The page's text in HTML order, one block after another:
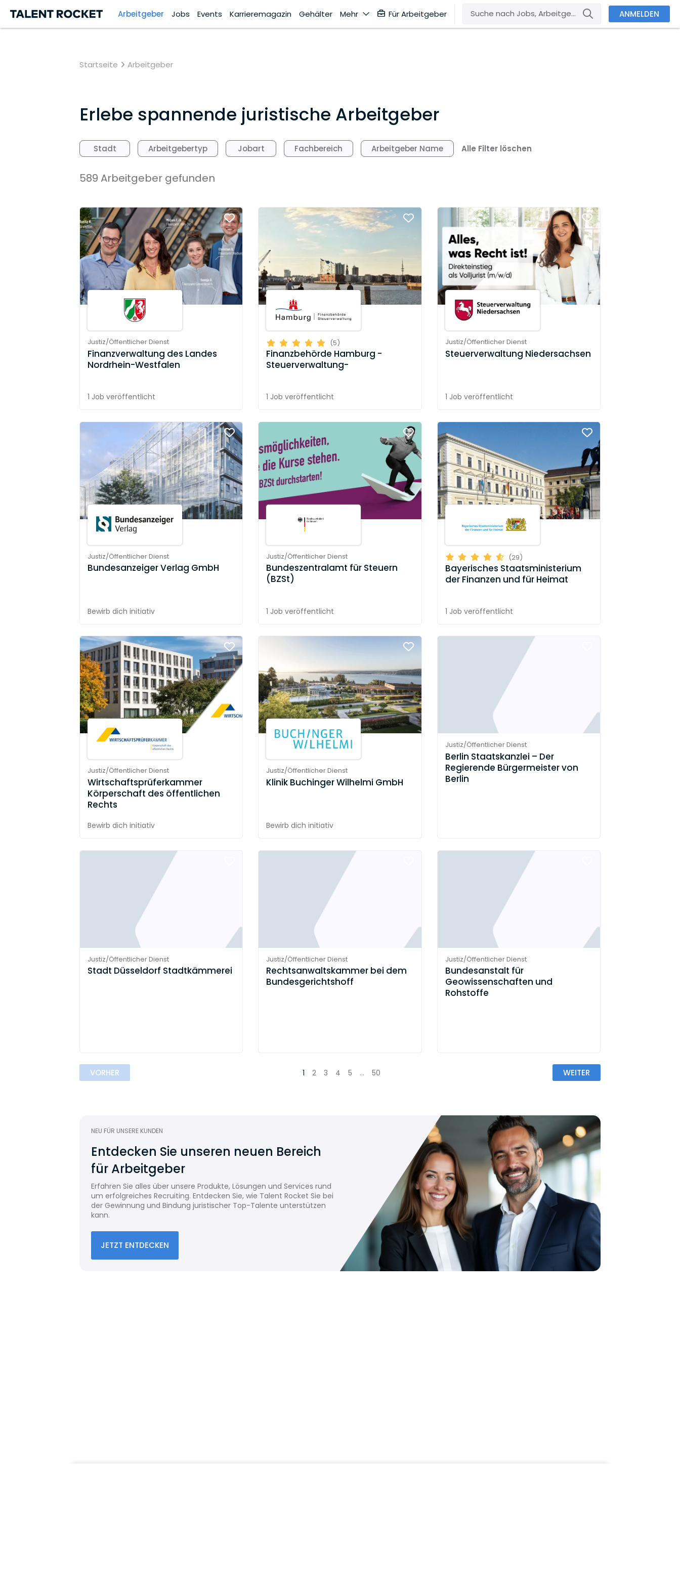
Arbeitgeber Jobs Events Karrieremagazin Gehälter Mehr Für Arbeitgeber ANMELDEN
Startseite Arbeitgeber
Erlebe spannende juristische Arbeitgeber
Stadt Arbeitgebertyp Jobart Fachbereich Arbeitgeber Name Alle Filter löschen
589 Arbeitgeber gefunden
Justiz/Öffentlicher Dienst
Finanzverwaltung des Landes
Nordrhein-Westfalen
1 Job veröffentlicht
(5)
Finanzbehörde Hamburg -
Steuerverwaltung-
1 Job veröffentlicht
Justiz/Öffentlicher Dienst
Steuerverwaltung Niedersachsen
1 Job veröffentlicht
Justiz/Öffentlicher Dienst
Bundesanzeiger Verlag GmbH
Bewirb dich initiativ
Justiz/Öffentlicher Dienst
Bundeszentralamt für Steuern
(BZSt)
1 Job veröffentlicht
(29)
Bayerisches Staatsministerium
der Finanzen und für Heimat
1 Job veröffentlicht
Justiz/Öffentlicher Dienst
Wirtschaftsprüferkammer
Körperschaft des öffentlichen
Rechts
Bewirb dich initiativ
Justiz/Öffentlicher Dienst
Klinik Buchinger Wilhelmi GmbH
Bewirb dich initiativ
Justiz/Öffentlicher Dienst
Berlin Staatskanzlei – Der
Regierende Bürgermeister von
Berlin
Justiz/Öffentlicher Dienst
Stadt Düsseldorf Stadtkämmerei
Justiz/Öffentlicher Dienst
Rechtsanwaltskammer bei dem
Bundesgerichtshoff
Justiz/Öffentlicher Dienst
Bundesanstalt für
Geowissenschaften und
Rohstoffe
VORHER 1 2 3 4 5 ... 50 WEITER
NEU FÜR UNSERE KUNDEN
Entdecken Sie unseren neuen Bereich
für Arbeitgeber
Erfahren Sie alles über unsere Produkte, Lösungen und Services rund
um erfolgreiches Recruiting. Entdecken Sie, wie Talent Rocket Sie bei
der Gewinnung und Bindung juristischer Top-Talente unterstützen
kann.
JETZT ENTDECKEN